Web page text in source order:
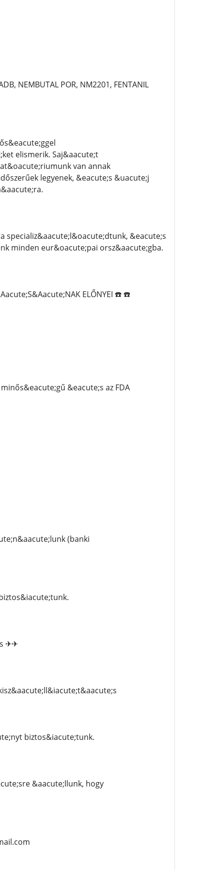
NEMBUTAL POR, NM2201, FENTANIL
elismerik. Saj&aacute;t
van annak
legyenek, &eacute;s &uacute;j
&eacute;s
minden eur&oacute;pai orsz&aacute;gba.
ELŐNYEI ☎️ ☎️
&eacute;s az FDA
(banki
✈✈
biztos&iacute;tunk.
&aacute;llunk, hogy